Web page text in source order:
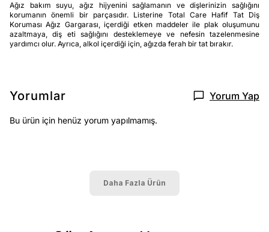
Ağız bakım suyu, ağız hijyenini sağlamanın ve dişlerinizin sağlığını
korumanın önemli bir parçasıdır. Listerine Total Care Hafif Tat Diş
Koruması Ağız Gargarası, içerdiği etken maddeler ile plak oluşumunu
azaltmaya, diş eti sağlığını desteklemeye ve nefesin tazelenmesine
yardımcı olur. Ayrıca, alkol içerdiği için, ağızda ferah bir tat bırakır.
Yorumlar Yorum Yap
Bu ürün için henüz yorum yapılmamış.
Daha Fazla Ürün